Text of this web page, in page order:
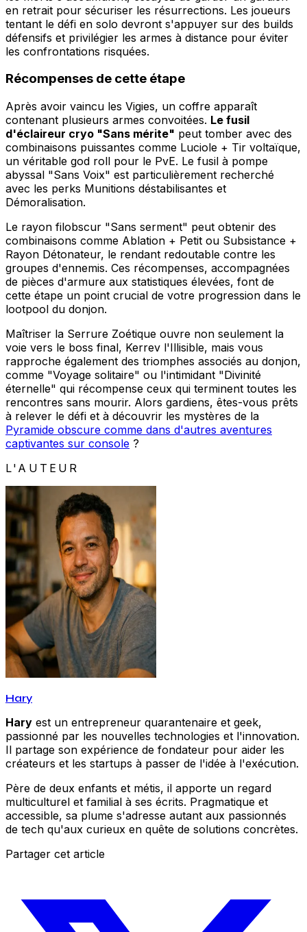
en retrait pour sécuriser les résurrections. Les joueurs
tentant le défi en solo devront s'appuyer sur des builds
défensifs et privilégier les armes à distance pour éviter
les confrontations risquées.
Récompenses de cette étape
Après avoir vaincu les Vigies, un coffre apparaît
contenant plusieurs armes convoitées. Le fusil
d'éclaireur cryo "Sans mérite" peut tomber avec des
combinaisons puissantes comme Luciole + Tir voltaïque,
un véritable god roll pour le PvE. Le fusil à pompe
abyssal "Sans Voix" est particulièrement recherché
avec les perks Munitions déstabilisantes et
Démoralisation.
Le rayon filobscur "Sans serment" peut obtenir des
combinaisons comme Ablation + Petit ou Subsistance +
Rayon Détonateur, le rendant redoutable contre les
groupes d'ennemis. Ces récompenses, accompagnées
de pièces d'armure aux statistiques élevées, font de
cette étape un point crucial de votre progression dans le
lootpool du donjon.
Maîtriser la Serrure Zoétique ouvre non seulement la
voie vers le boss final, Kerrev l'Illisible, mais vous
rapproche également des triomphes associés au donjon,
comme "Voyage solitaire" ou l'intimidant "Divinité
éternelle" qui récompense ceux qui terminent toutes les
rencontres sans mourir. Alors gardiens, êtes-vous prêts
à relever le défi et à découvrir les mystères de la
Pyramide obscure comme dans d'autres aventures
captivantes sur console ?
L'AUTEUR
Hary
Hary est un entrepreneur quarantenaire et geek,
passionné par les nouvelles technologies et l'innovation.
Il partage son expérience de fondateur pour aider les
créateurs et les startups à passer de l'idée à l'exécution.
Père de deux enfants et métis, il apporte un regard
multiculturel et familial à ses écrits. Pragmatique et
accessible, sa plume s'adresse autant aux passionnés
de tech qu'aux curieux en quête de solutions concrètes.
Partager cet article